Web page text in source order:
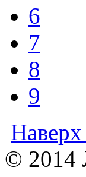
6
7
8
9
Наверх
© 2014